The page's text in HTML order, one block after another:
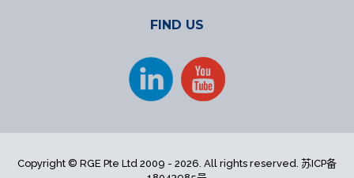
FIND US
Copyright © RGE Pte Ltd 2009 - 2026. All rights reserved. 苏ICP备